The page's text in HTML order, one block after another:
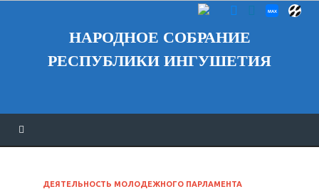
НАРОДНОЕ СОБРАНИЕ
РЕСПУБЛИКИ ИНГУШЕТИЯ
ДЕЯТЕЛЬНОСТЬ МОЛОДЕЖНОГО ПАРЛАМЕНТА